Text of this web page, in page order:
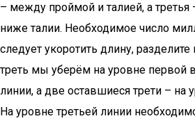
– между проймой и талией, а
ниже талии. Необходимое число
следует укоротить длину,
треть мы уберём на уровне первой
линии, а две оставшиеся трети – на
На уровне третьей линии